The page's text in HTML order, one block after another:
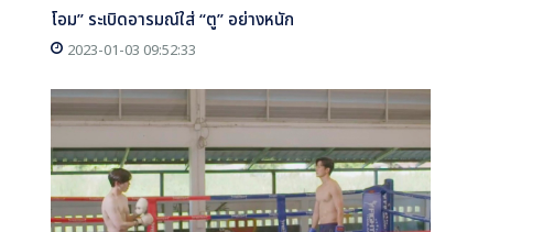
โอม” ระเบิดอารมณ์ใส่ “ตู” อย่างหนัก
2023-01-03 09:52:33